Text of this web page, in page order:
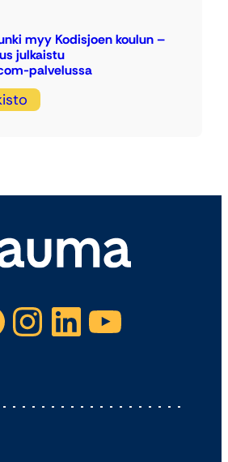
myy Kodisjoen koulun –
julkaistu
palvelussa
Instagram LinkedIn YouTube